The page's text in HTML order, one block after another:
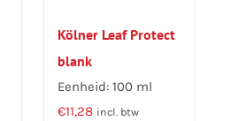
Kölner Leaf Protect
blank
Eenheid: 100 ml
€11,28 incl. btw